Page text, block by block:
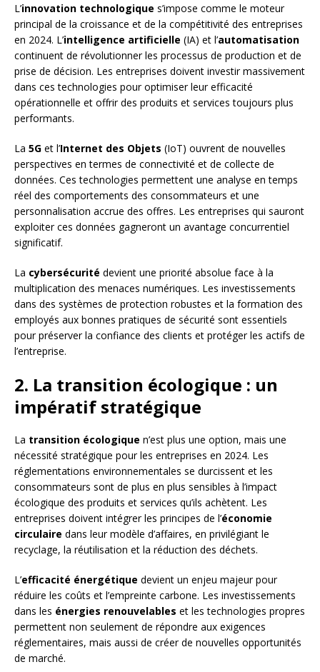
L’innovation technologique s’impose comme le moteur
principal de la croissance et de la compétitivité des entreprises
en 2024. L’intelligence artificielle (IA) et l’automatisation
continuent de révolutionner les processus de production et de
prise de décision. Les entreprises doivent investir massivement
dans ces technologies pour optimiser leur efficacité
opérationnelle et offrir des produits et services toujours plus
performants.
La 5G et l’Internet des Objets (IoT) ouvrent de nouvelles
perspectives en termes de connectivité et de collecte de
données. Ces technologies permettent une analyse en temps
réel des comportements des consommateurs et une
personnalisation accrue des offres. Les entreprises qui sauront
exploiter ces données gagneront un avantage concurrentiel
significatif.
La cybersécurité devient une priorité absolue face à la
multiplication des menaces numériques. Les investissements
dans des systèmes de protection robustes et la formation des
employés aux bonnes pratiques de sécurité sont essentiels
pour préserver la confiance des clients et protéger les actifs de
l’entreprise.
2. La transition écologique : un
impératif stratégique
La transition écologique n’est plus une option, mais une
nécessité stratégique pour les entreprises en 2024. Les
réglementations environnementales se durcissent et les
consommateurs sont de plus en plus sensibles à l’impact
écologique des produits et services qu’ils achètent. Les
entreprises doivent intégrer les principes de l’économie
circulaire dans leur modèle d’affaires, en privilégiant le
recyclage, la réutilisation et la réduction des déchets.
L’efficacité énergétique devient un enjeu majeur pour
réduire les coûts et l’empreinte carbone. Les investissements
dans les énergies renouvelables et les technologies propres
permettent non seulement de répondre aux exigences
réglementaires, mais aussi de créer de nouvelles opportunités
de marché.